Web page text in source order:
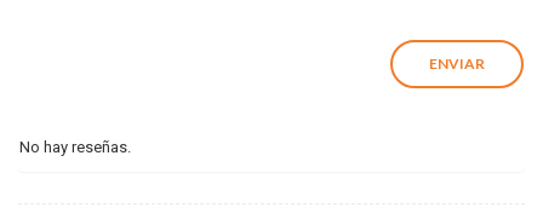
No hay reseñas.